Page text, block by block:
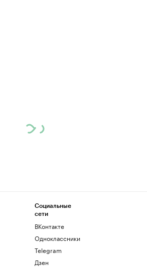
Социальные
сети
ВКонтакте
Одноклассники
Telegram
Дзен